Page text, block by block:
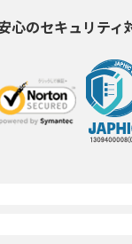
心のセキュリティ